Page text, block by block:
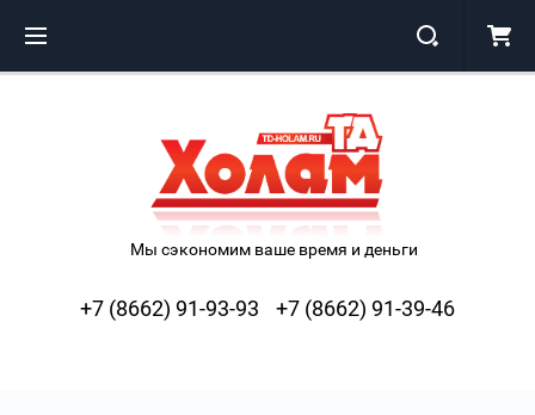
Мы сэкономим ваше время и деньги
+7 (8662) 91-93-93 +7 (8662) 91-39-46